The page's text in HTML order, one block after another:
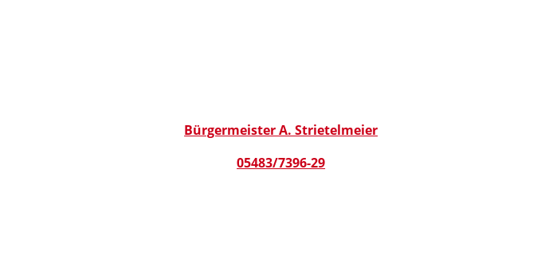
Bürgermeister A. Strietelmeier
05483/7396-29